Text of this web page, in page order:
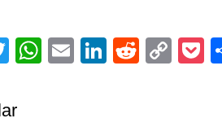
TwitterWhatsApp
EmailLinkedIn
Reddit